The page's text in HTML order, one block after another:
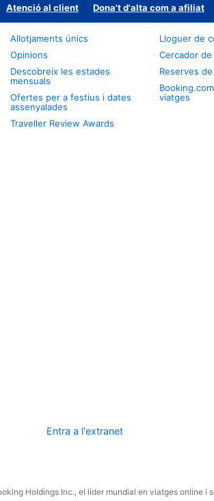
Atenció al client Dona't d'alta com a afiliat
Allotjaments únics
Opinions
Descobreix les estades
mensuals
Ofertes per a festius i dates
assenyalades
Traveller Review Awards
Lloguer de
Cercador de
Reserves
viatges
Entra a l'extranet
Holdings Inc., el líder mundial en viatges online i